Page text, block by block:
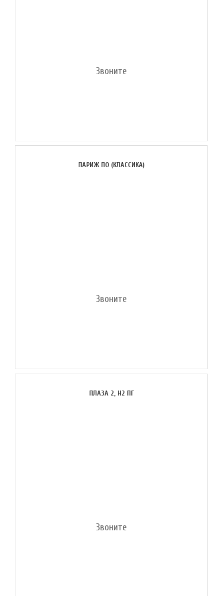
Звоните
ПАРИЖ ПО (КЛАССИКА)
Звоните
ПЛАЗА 2, H2 ПГ
Звоните